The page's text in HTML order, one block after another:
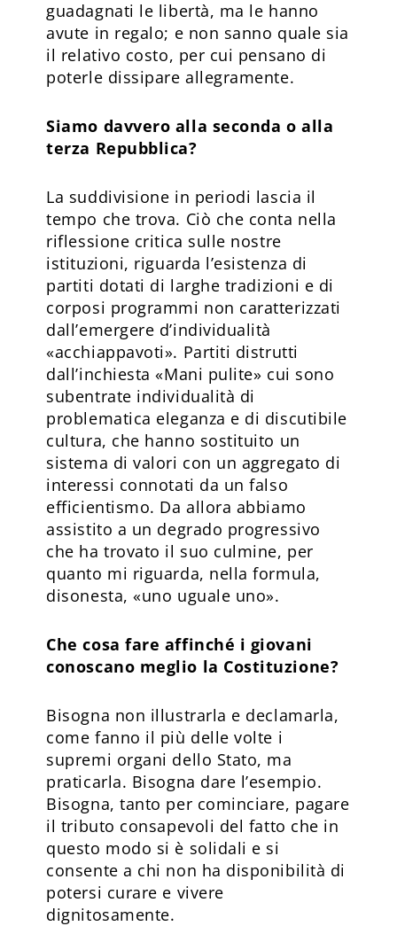
guadagnati le libertà, ma le hanno
avute in regalo; e non sanno quale sia
il relativo costo, per cui pensano di
poterle dissipare allegramente.
Siamo davvero alla seconda o alla
terza Repubblica?
La suddivisione in periodi lascia il
tempo che trova. Ciò che conta nella
riflessione critica sulle nostre
istituzioni, riguarda l’esistenza di
partiti dotati di larghe tradizioni e di
corposi programmi non caratterizzati
dall’emergere d’individualità
«acchiappavoti». Partiti distrutti
dall’inchiesta «Mani pulite» cui sono
subentrate individualità di
problematica eleganza e di discutibile
cultura, che hanno sostituito un
sistema di valori con un aggregato di
interessi connotati da un falso
efficientismo. Da allora abbiamo
assistito a un degrado progressivo
che ha trovato il suo culmine, per
quanto mi riguarda, nella formula,
disonesta, «uno uguale uno».
Che cosa fare affinché i giovani
conoscano meglio la Costituzione?
Bisogna non illustrarla e declamarla,
come fanno il più delle volte i
supremi organi dello Stato, ma
praticarla. Bisogna dare l’esempio.
Bisogna, tanto per cominciare, pagare
il tributo consapevoli del fatto che in
questo modo si è solidali e si
consente a chi non ha disponibilità di
potersi curare e vivere
dignitosamente.